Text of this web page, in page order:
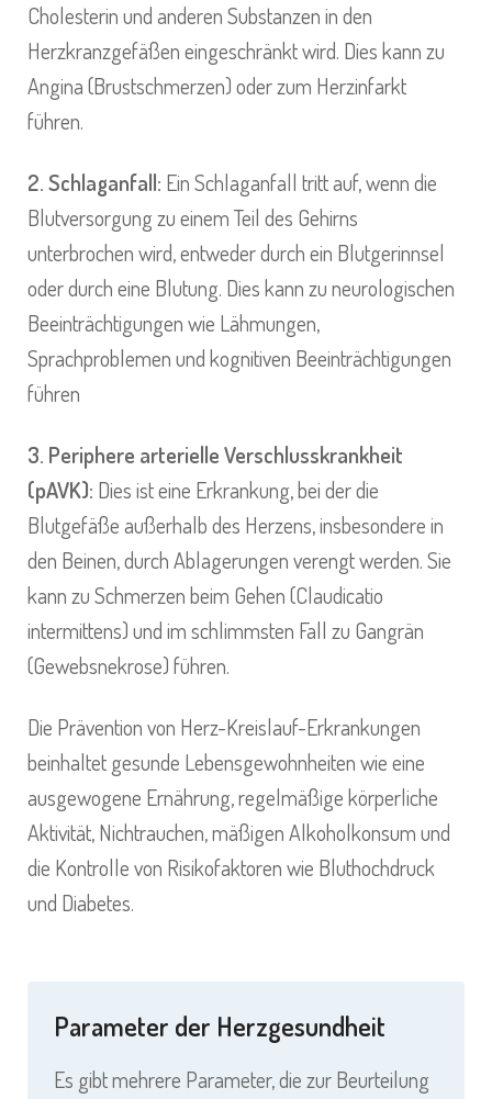
Cholesterin und anderen Substanzen in den
Herzkranzgefäßen eingeschränkt wird. Dies kann zu
Angina (Brustschmerzen) oder zum Herzinfarkt
führen.
2. Schlaganfall: Ein Schlaganfall tritt auf, wenn die
Blutversorgung zu einem Teil des Gehirns
unterbrochen wird, entweder durch ein Blutgerinnsel
oder durch eine Blutung. Dies kann zu neurologischen
Beeinträchtigungen wie Lähmungen,
Sprachproblemen und kognitiven Beeinträchtigungen
führen
3. Periphere arterielle Verschlusskrankheit
(pAVK): Dies ist eine Erkrankung, bei der die
Blutgefäße außerhalb des Herzens, insbesondere in
den Beinen, durch Ablagerungen verengt werden. Sie
kann zu Schmerzen beim Gehen (Claudicatio
intermittens) und im schlimmsten Fall zu Gangrän
(Gewebsnekrose) führen.
Die Prävention von Herz-Kreislauf-Erkrankungen
beinhaltet gesunde Lebensgewohnheiten wie eine
ausgewogene Ernährung, regelmäßige körperliche
Aktivität, Nichtrauchen, mäßigen Alkoholkonsum und
die Kontrolle von Risikofaktoren wie Bluthochdruck
und Diabetes.
Parameter der Herzgesundheit
Es gibt mehrere Parameter, die zur Beurteilung